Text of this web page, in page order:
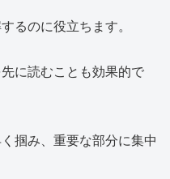
るのに役立ちます。
に読むことも効果的で
掴み、重要な部分に集中